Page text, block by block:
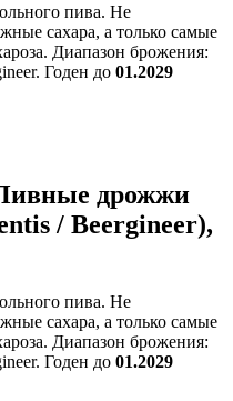
пива. Не
сахара, а только самые
Диапазон брожения:
Годен до 01.2029
дрожжи
/ Beergineer),
пива. Не
сахара, а только самые
Диапазон брожения:
Годен до 01.2029